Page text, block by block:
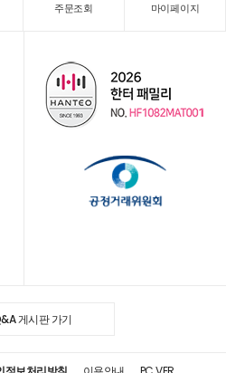
주문조회 마이페이지
게시판 가기